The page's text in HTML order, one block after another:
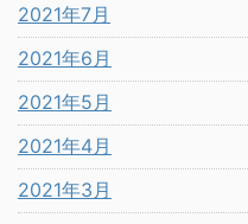
2021年7月
2021年6月
2021年5月
2021年4月
2021年3月